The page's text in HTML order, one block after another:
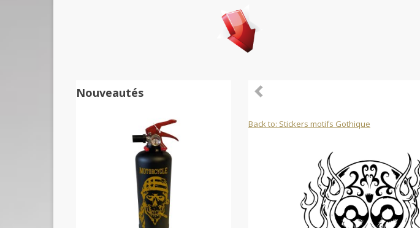
Nouveautés
Back to: Stickers motifs Gothique